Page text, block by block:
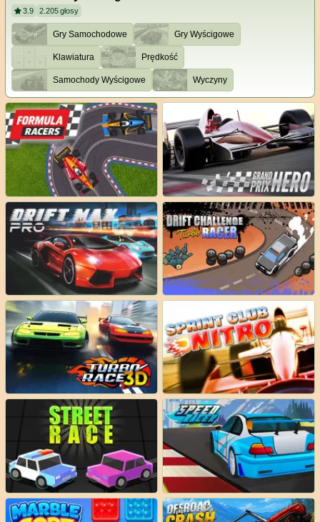
3.9 2.205głosy
Gry Samochodowe Gry Wyścigowe
Klawiatura Prędkość
Samochody Wyścigowe Wyczyny